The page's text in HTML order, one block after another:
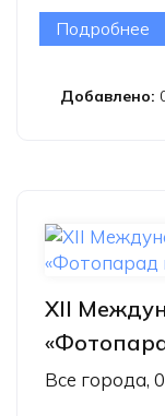
Подробнее
Добавлено:
XII
Все города,